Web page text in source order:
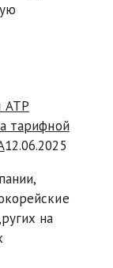
АТР
тарифной
12.06.2025
на